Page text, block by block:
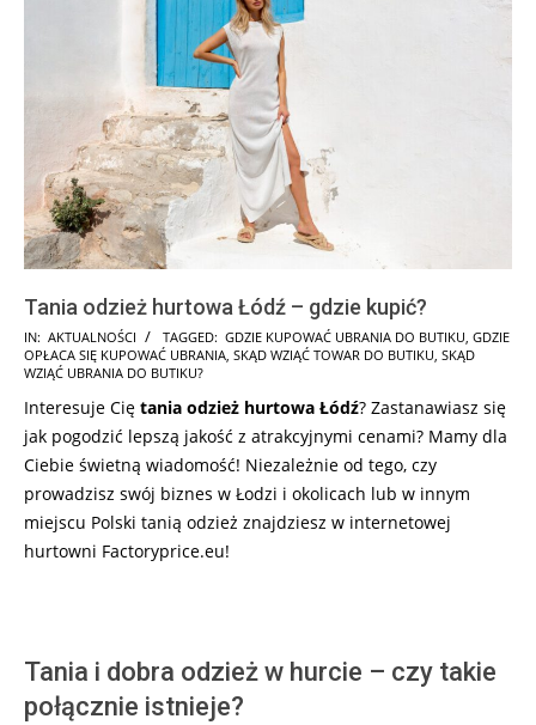
Tania odzież hurtowa Łódź – gdzie kupić?
2025-
07-
IN: AKTUALNOŚCI TAGGED: GDZIE KUPOWAĆ UBRANIA DO BUTIKU, GDZIE
OPŁACA SIĘ KUPOWAĆ UBRANIA, SKĄD WZIĄĆ TOWAR DO BUTIKU, SKĄD
WZIĄĆ UBRANIA DO BUTIKU?
Interesuje Cię tania odzież hurtowa Łódź? Zastanawiasz się
jak pogodzić lepszą jakość z atrakcyjnymi cenami? Mamy dla
Ciebie świetną wiadomość! Niezależnie od tego, czy
prowadzisz swój biznes w Łodzi i okolicach lub w innym
miejscu Polski tanią odzież znajdziesz w internetowej
hurtowni Factoryprice.eu!
Tania i dobra odzież w hurcie – czy takie
połącznie istnieje?